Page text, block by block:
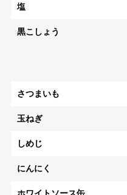
塩
黒こしょう
さつまいも
玉ねぎ
しめじ
にんにく